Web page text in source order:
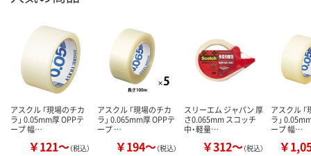
アスクル 「現場のチカ
ラ」 0.05mm厚 OPPテ
ープ 幅…
￥121～（税込）
アスクル 「現場のチカ
ラ」 0.065mm厚 OPPテ
ープ …
￥194～（税込）
スリーエム ジャパン 厚
さ0.065mm スコッチ
中・軽量…
￥312～（税込）
アスクル
ラ」
ープ 幅…
￥